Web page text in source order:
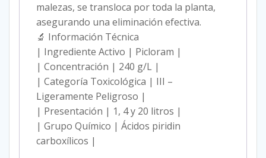
malezas, se transloca por toda la planta,
asegurando una eliminación efectiva.
🔬 Información Técnica
| Ingrediente Activo | Picloram |
| Concentración | 240 g/L |
| Categoría Toxicológica | III –
Ligeramente Peligroso |
| Presentación | 1, 4 y 20 litros |
| Grupo Químico | Ácidos piridin
carboxílicos |